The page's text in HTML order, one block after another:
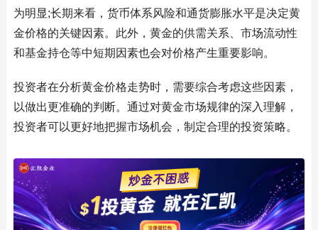
为明显;长期来看，货币体系风险和通货膨胀水平是决定黄
金价格的关键因素。此外，黄金的供需关系、市场流动性
和基金持仓等中短期因素也会对价格产生重要影响。
投资者在分析黄金价格走势时，需要综合考虑这些因素，
以做出更准确的判断。通过对黄金市场规律的深入理解，
投资者可以更好地把握市场机会，制定合理的投资策略。